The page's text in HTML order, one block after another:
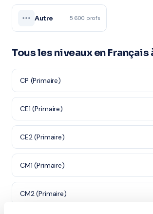
Autre 5 600 profs
Tous les niveaux en Français
CP (Primaire)
CE1 (Primaire)
CE2 (Primaire)
CM1 (Primaire)
CM2 (Primaire)